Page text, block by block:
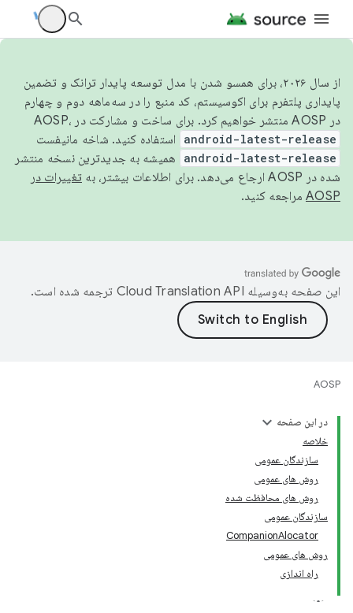
از سال ۲۰۲۶، برای همسو شدن با مدل توسعه پایدار ترانک و تضمین
پایداری پلتفرم برای اکوسیستم، کد منبع را در سه‌ماهه دوم و چهارم
در AOSP منتشر خواهیم کرد. برای ساخت و مشارکت در AOSP،
android-latest-release استفاده کنید. شاخه مانیفست
android-latest-release
همیشه به جدیدترین نسخه منتشر
شده در AOSP ارجاع می‌دهد. برای اطلاعات بیشتر، به
تغییرات در
AOSP مراجعه کنید.
این صفحه به‌وسیله ترجمه شده است.
AOSP
در این صفحه
خلاصه
سازندگان عمومی
روش های عمومی
روش های محافظت شده
سازندگان عمومی
CompanionAlocator
روش های عمومی
راه اندازی